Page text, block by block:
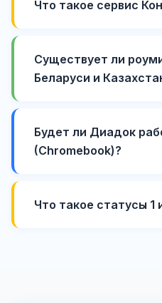
Что такое сервис
Существует ли
Беларуси и
Будет ли Диадок
(Chromebook)?
Что такое статусы 1